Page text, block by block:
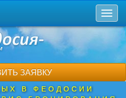
ЗАЯВКУ
В ФЕОДОСИИ